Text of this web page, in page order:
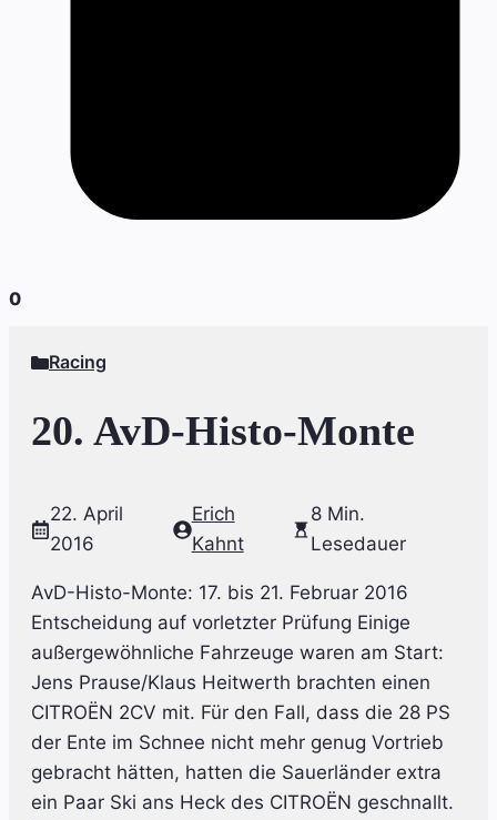
0
Racing
20. AvD-Histo-Monte
22. April
2016
Erich
Kahnt
8 Min.
Lesedauer
AvD-Histo-Monte: 17. bis 21. Februar 2016
Entscheidung auf vorletzter Prüfung Einige
außergewöhnliche Fahrzeuge waren am Start:
Jens Prause/Klaus Heitwerth brachten einen
CITROËN 2CV mit. Für den Fall, dass die 28 PS
der Ente im Schnee nicht mehr genug Vortrieb
gebracht hätten, hatten die Sauerländer extra
ein Paar Ski ans Heck des CITROËN geschnallt.